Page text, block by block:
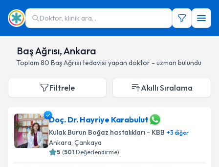
Doktor, klinik ara...
Baş Ağrısı, Ankara
Toplam 80 Baş Ağrısı tedavisi yapan doktor - uzman bulundu
Filtrele Akıllı Sıralama
Doç. Dr. Hayriye Karabulut
Kulak Burun Boğaz hastalıkları - KBB +3 diğer
Ankara, Çankaya
5 (501 Değerlendirme)